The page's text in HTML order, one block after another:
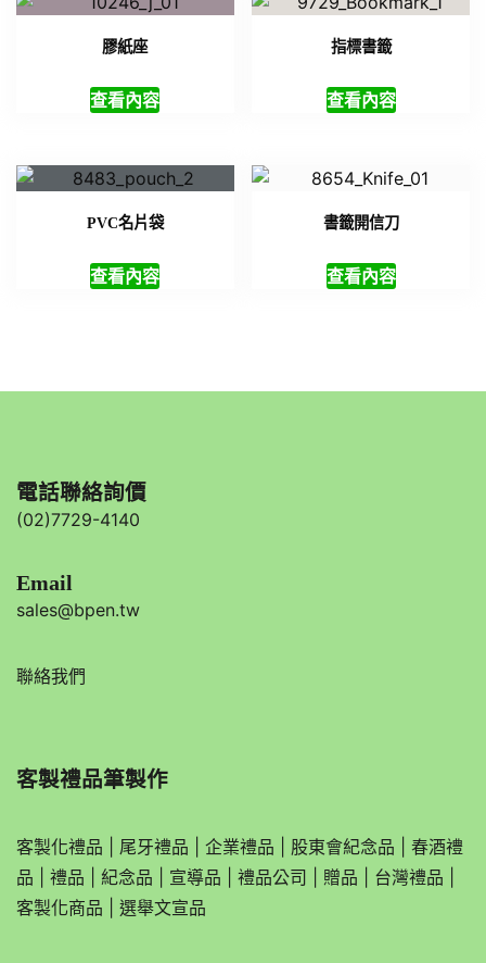
膠紙座
查看內容
指標書籤
查看內容
PVC名片袋
查看內容
書籤開信刀
查看內容
電話聯絡詢價
(02)7729-4140
Email
sales@bpen.tw
聯絡我們
客製禮品筆製作
客製化禮品 尾牙禮品 企業禮品 股東會紀念品
春酒禮
品
禮品 紀念品 宣導品 禮品公司 贈品 台灣禮品
客製化商品
選舉文宣品